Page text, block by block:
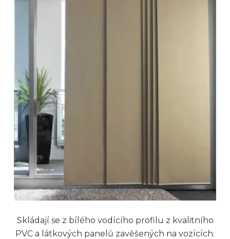
Skládají se z bílého vodícího profilu z kvalitního
PVC a látkových panelů zavěšených na vozících.